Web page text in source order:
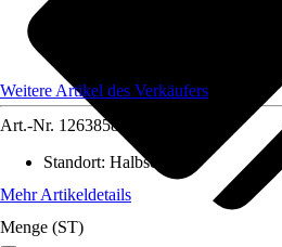
Weitere Artikel des Verkäufers
Art.-Nr. 12638580
Standort: Halbschatten
Mehr Artikeldetails
Menge (ST)